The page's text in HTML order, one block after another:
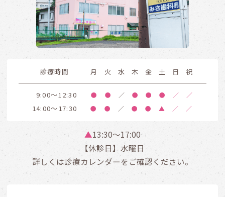
診療時間 月 火 水 木 金 土 日 祝
9:00～12:30 ● ● ／ ● ● ● ／ ／
14:00～17:30 ● ● ／ ● ● ▲ ／ ／
▲13:30〜17:00
【休診日】水曜日
詳しくは診療カレンダーをご確認ください。